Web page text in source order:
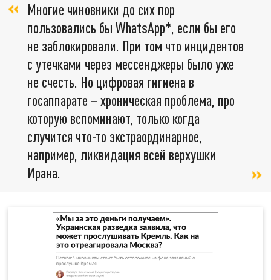
Многие чиновники до сих пор
пользовались бы WhatsApp*, если бы его
не заблокировали. При том что инцидентов
с утечками через мессенджеры было уже
не счесть. Но цифровая гигиена в
госаппарате – хроническая проблема, про
которую вспоминают, только когда
случится что-то экстраординарное,
например, ликвидация всей верхушки
Ирана.